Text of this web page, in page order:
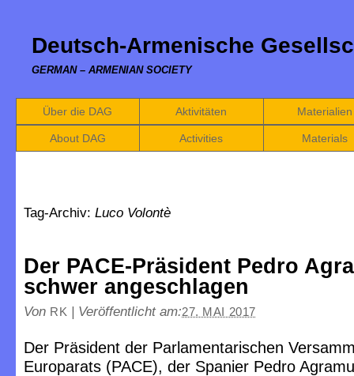
Deutsch-Armenische
GERMAN – ARMENIAN SOCIETY
Über die DAG Aktivitäten Materialien
About DAG Activities Materials
Tag-Archiv: Luco Volontè
Der PACE-Präsident Pedro
schwer angeschlagen
Von RK | Veröffentlicht am:27. MAI 2017
Der Präsident der Parlamentarischen
Europarats (PACE), der Spanier Pedro